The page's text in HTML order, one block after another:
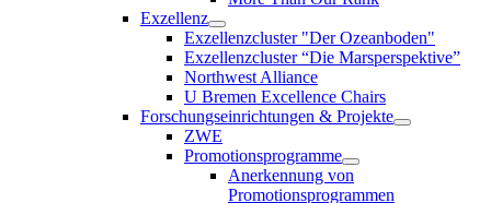
Exzellenz
Exzellenzcluster "Der Ozeanboden"
Exzellenzcluster “Die Marsperspektive”
Northwest Alliance
U Bremen Excellence Chairs
Forschungseinrichtungen & Projekte
ZWE
Promotionsprogramme
Anerkennung von
Promotionsprogrammen